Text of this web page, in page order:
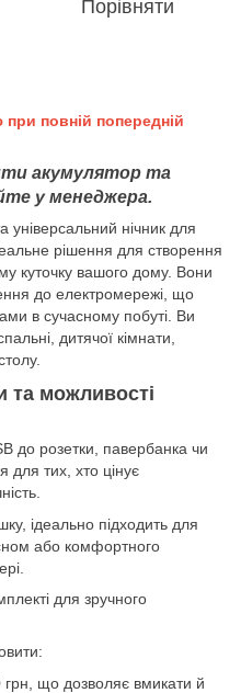
Порівняти
повній попередній
акумулятор та
у менеджера.
універсальний нічник для
рішення для створення
куточку вашого дому. Вони
до електромережі, що
в сучасному побуті. Ви
дитячої кімнати,
та можливості
до розетки, павербанка чи
для тих, хто цінує
ідеально підходить для
або комфортного
для зручного
що дозволяє вмикати й